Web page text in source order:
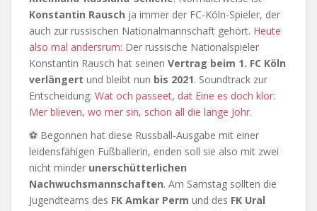
Konstantin Rausch ja immer der FC-Köln-Spieler, der
auch zur russischen Nationalmannschaft gehört. Heute
also mal andersrum: Der russische Nationalspieler
Konstantin Rausch hat seinen Vertrag beim 1. FC Köln
verlängert und bleibt nun bis 2021. Soundtrack zur
Entscheidung: Wat och passeet, dat Eine es doch klor:
Mer blieven, wo mer sin, schon all die lange Johr.
⚽ Begonnen hat diese Russball-Ausgabe mit einer
leidensfähigen Fußballerin, enden soll sie also mit zwei
nicht minder unerschütterlichen
Nachwuchsmannschaften. Am Samstag sollten die
Jugendteams des FK Amkar Perm und des FK Ural